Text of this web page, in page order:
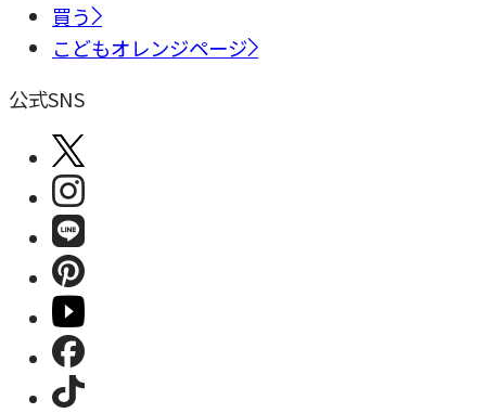
買う
こどもオレンジページ
公式SNS